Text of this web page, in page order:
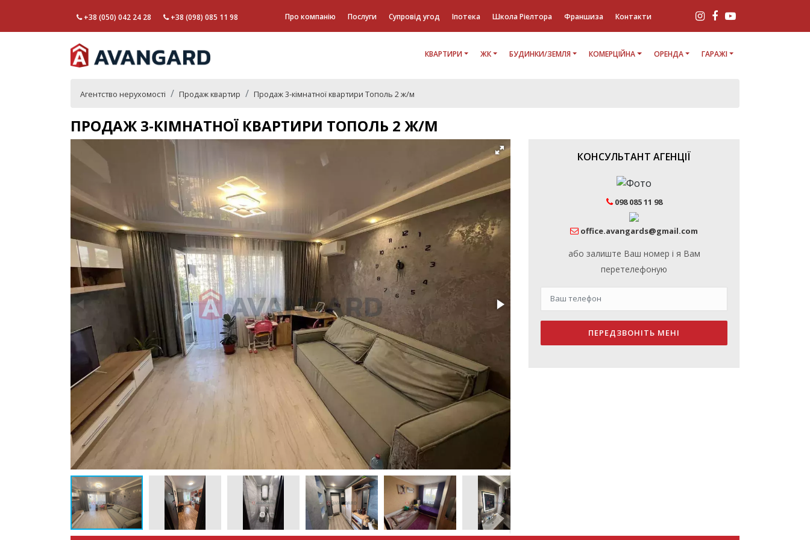
+38 (050) 042 24 28 +38 (098) 085 11 98 Про компанію Послуги Супровід угод Іпотека Школа Ріелтора Франшиза Контакти
КВАРТИРИ ЖК БУДИНКИ/ЗЕМЛЯ КОМЕРЦІЙНА ОРЕНДА ГАРАЖІ
Агентство нерухомості Продаж квартир Продаж 3-кімнатної квартири Тополь 2 ж/м
ПРОДАЖ 3-КІМНАТНОЇ КВАРТИРИ ТОПОЛЬ 2 Ж/М
КОНСУЛЬТАНТ АГЕНЦІЇ
098 085 11 98
office.avangards@gmail.com
або залиште Ваш номер і я Вам
перетелефоную
ПЕРЕДЗВОНІТЬ МЕНІ